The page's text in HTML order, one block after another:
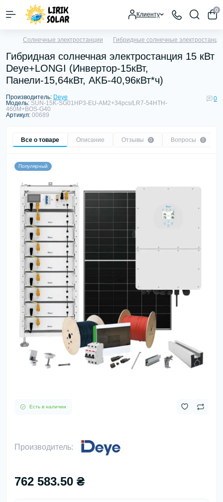
Клиенту
0
Солнечные электростанции Гибридные солнечные
Гибридная солнечная электростанция 15 кВт
Deye+LONGI (Инвертор-15кВт,
Панели-15,64кВт, АКБ-40,96кВт*ч)
Производитель: Deye
Модель: SUN-15K-SG01HP3-EU-AM2+34pcs/LR7-54HTH-
460M+BOS-G40
Артикул: 00689
0
Все о товаре Описание Отзывы 0 Вопросы 0
Популярный
Есть в наличии
Производитель:
762 583.50 ₴